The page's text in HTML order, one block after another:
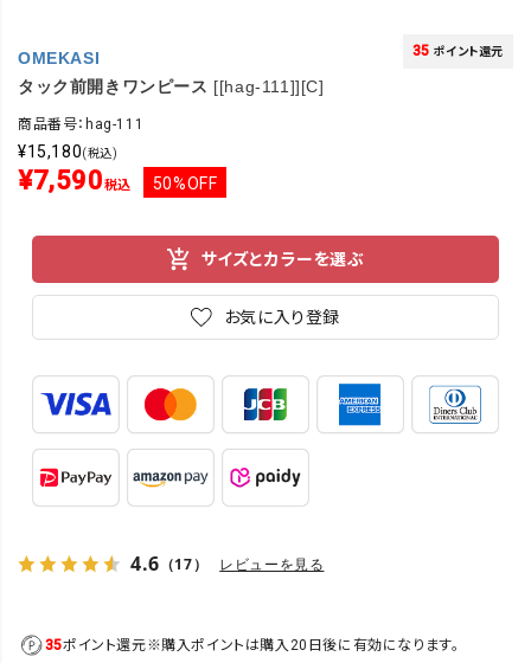
OMEKASI
タック前開きワンピース [[hag-111]][C]
35 ポイント還元
商品番号：hag-111
¥15,180(税込)
¥7,590税込 50%OFF
サイズとカラーを選ぶ
お気に入り登録
4.6 （17） レビューを見る
35ポイント還元※購入ポイントは購入20日後に有効になります。